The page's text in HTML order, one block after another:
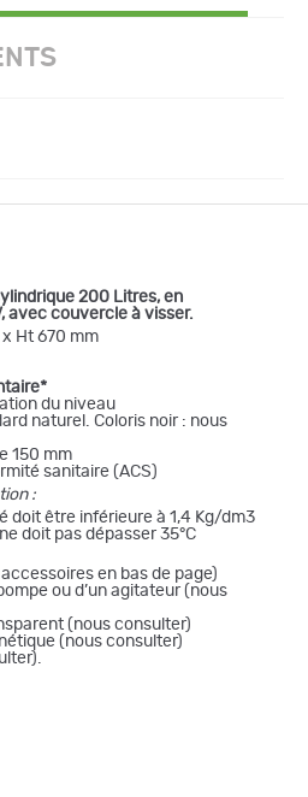
200 Litres, en
avec couvercle à visser.
Ht 670 mm
du niveau
naturel. Coloris noir : nous
150 mm
sanitaire (ACS)
:
doit être inférieure à 1,4 Kg/dm3
doit pas dépasser 35°C
en bas de page)
ou d’un agitateur (nous
(nous consulter)
(nous consulter)